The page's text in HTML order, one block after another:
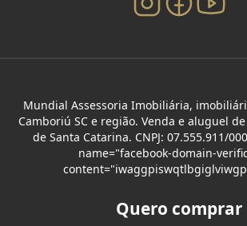
Mundial Assessoria Imobiliária,
Camboriú SC e região. Venda e aluguel
de Santa Catarina. CNPJ: 07.555.911/
name="facebook-domain-
Quero comprar